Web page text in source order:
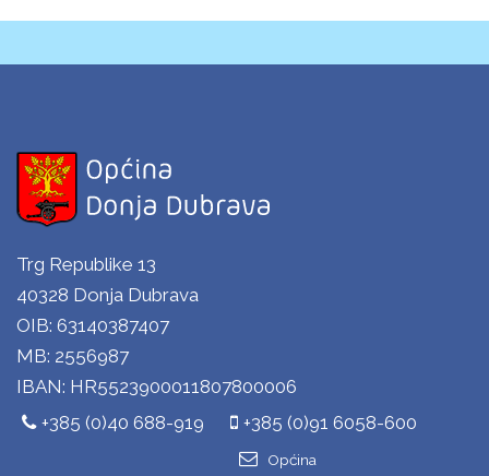
Trg Republike 13
40328 Donja Dubrava
OIB: 63140387407
MB: 2556987
IBAN: HR5523900011807800006
+385 (0)40 688-919
+385 (0)91 6058-600
Općina